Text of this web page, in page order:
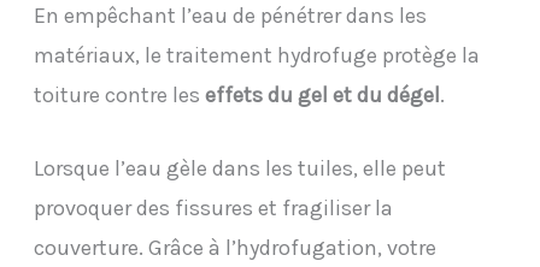
En empêchant l’eau de pénétrer dans les
matériaux, le traitement hydrofuge protège la
toiture contre les effets du gel et du dégel.
Lorsque l’eau gèle dans les tuiles, elle peut
provoquer des fissures et fragiliser la
couverture. Grâce à l’hydrofugation, votre